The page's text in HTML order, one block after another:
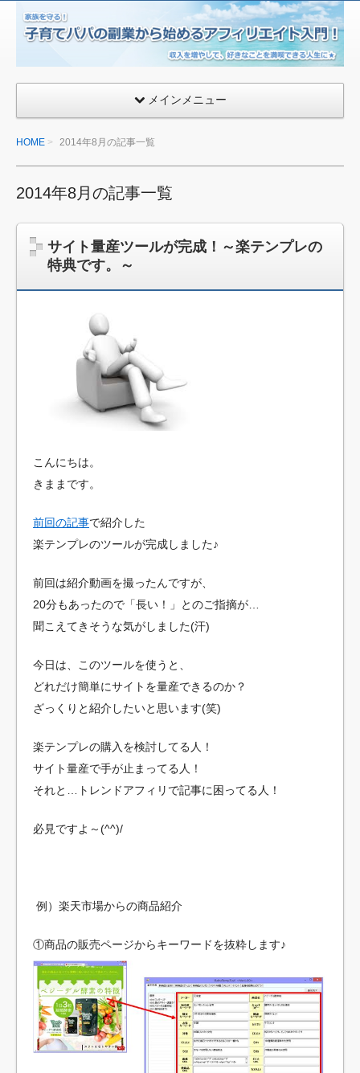
子
育
て
パ
副
業
か
始
め
る
ア
メインメニュー
HOME 2014年8月の記事一覧
2014年8月の記事一覧
サイト量産ツールが完成！～楽テンプレの
特典です。～
こんにちは。
きままです。
前回の記事で紹介した
楽テンプレのツールが完成しました♪
前回は紹介動画を撮ったんですが、
20分もあったので「長い！」とのご指摘が…
聞こえてきそうな気がしました(汗)
今日は、このツールを使うと、
どれだけ簡単にサイトを量産できるのか？
ざっくりと紹介したいと思います(笑)
楽テンプレの購入を検討してる人！
サイト量産で手が止まってる人！
それと…トレンドアフィリで記事に困ってる人！
必見ですよ～(^^)/
例）楽天市場からの商品紹介
①商品の販売ページからキーワードを抜粋します♪